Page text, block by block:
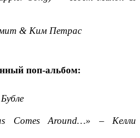
& Ким Петрас
поп-альбом:
Comes Around…» – Келли